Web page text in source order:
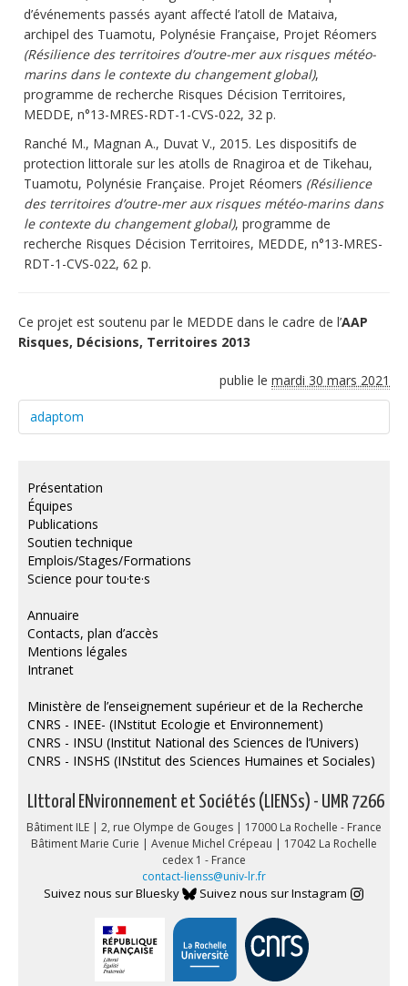
d’événements passés ayant affecté l’atoll de Mataiva,
archipel des Tuamotu, Polynésie Française, Projet Réomers
(Résilience des territoires d’outre-mer aux risques météo-
marins dans le contexte du changement global),
programme de recherche Risques Décision Territoires,
MEDDE, n°13-MRES-RDT-1-CVS-022, 32 p.
Ranché M., Magnan A., Duvat V., 2015. Les dispositifs de
protection littorale sur les atolls de Rnagiroa et de Tikehau,
Tuamotu, Polynésie Française. Projet Réomers (Résilience
des territoires d’outre-mer aux risques météo-marins dans
le contexte du changement global), programme de
recherche Risques Décision Territoires, MEDDE, n°13-MRES-
RDT-1-CVS-022, 62 p.
Ce projet est soutenu par le MEDDE dans le cadre de l’AAP
Risques, Décisions, Territoires 2013
publie le mardi 30 mars 2021
adaptom
Présentation
Équipes
Publications
Soutien technique
Emplois/Stages/Formations
Science pour tou·te·s
Annuaire
Contacts, plan d’accès
Mentions légales
Intranet
Ministère de l’enseignement supérieur et de la Recherche
CNRS - INEE- (INstitut Ecologie et Environnement)
CNRS - INSU (Institut National des Sciences de l’Univers)
CNRS - INSHS (INstitut des Sciences Humaines et Sociales)
LIttoral ENvironnement et Sociétés (LIENSs) - UMR 7266
Bâtiment ILE | 2, rue Olympe de Gouges | 17000 La Rochelle - France
Bâtiment Marie Curie | Avenue Michel Crépeau | 17042 La Rochelle
cedex 1 - France
contact-lienss@univ-lr.fr
Suivez nous sur Bluesky Suivez nous sur Instagram